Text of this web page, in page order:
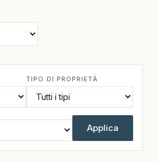
TIPO DI PROPRIETÀ
Applica